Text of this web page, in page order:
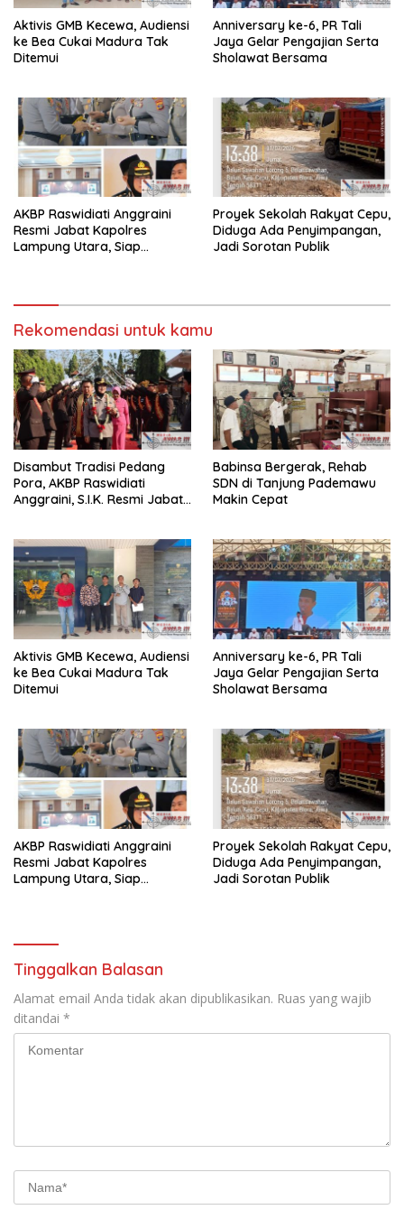
Aktivis GMB Kecewa, Audiensi
ke Bea Cukai Madura Tak
Ditemui
Anniversary ke-6, PR Tali
Jaya Gelar Pengajian Serta
Sholawat Bersama
AKBP Raswidiati Anggraini
Resmi Jabat Kapolres
Lampung Utara, Siap
Proyek Sekolah Rakyat Cepu,
Diduga Ada Penyimpangan,
Jadi Sorotan Publik
Rekomendasi untuk kamu
Disambut Tradisi Pedang
Pora, AKBP Raswidiati
Anggraini, S.I.K. Resmi Jabat
Babinsa Bergerak, Rehab
SDN di Tanjung Pademawu
Makin Cepat
Aktivis GMB Kecewa, Audiensi
ke Bea Cukai Madura Tak
Ditemui
Anniversary ke-6, PR Tali
Jaya Gelar Pengajian Serta
Sholawat Bersama
AKBP Raswidiati Anggraini
Resmi Jabat Kapolres
Lampung Utara, Siap
Proyek Sekolah Rakyat Cepu,
Diduga Ada Penyimpangan,
Jadi Sorotan Publik
Tinggalkan Balasan
Alamat email Anda tidak akan dipublikasikan. Ruas yang wajib
ditandai *